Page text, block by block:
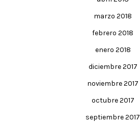
marzo 2018
febrero 2018
enero 2018
diciembre 2017
noviembre 2017
octubre 2017
septiembre 2017